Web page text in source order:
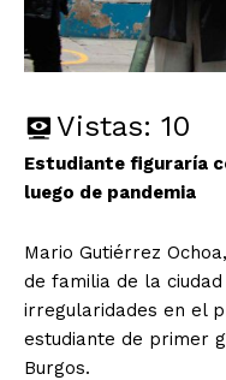
Vistas: 10
Estudiante figuraría
luego de pandemia
Mario Gutiérrez
de familia de la ciudad
irregularidades en el
estudiante de primer
Burgos.